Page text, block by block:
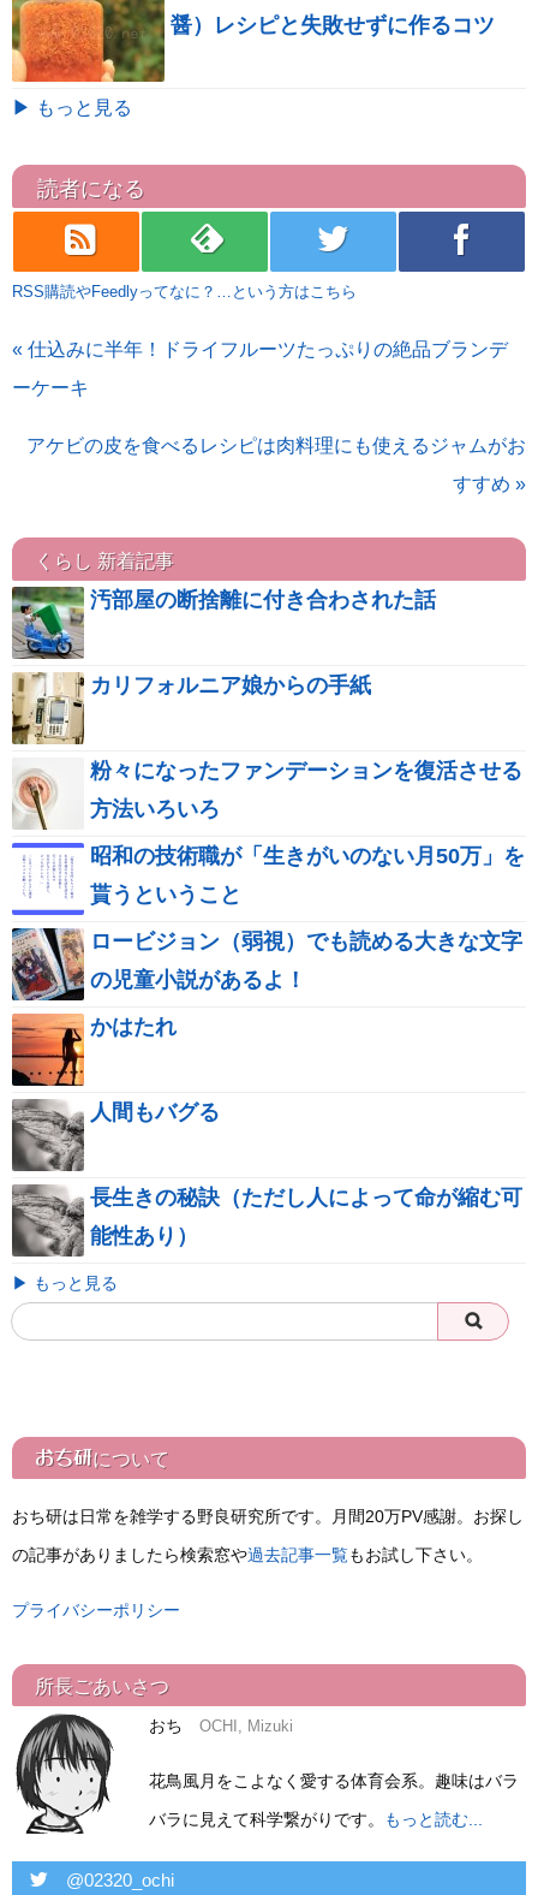
醤）レシピと失敗せずに作るコツ
▶ もっと見る
読者になる
rss feedly twitter facebook
RSS購読やFeedlyってなに？…という方はこちら
« 仕込みに半年！ドライフルーツたっぷりの絶品ブランデ
ーケーキ
アケビの皮を食べるレシピは肉料理にも使えるジャムがお
すすめ »
くらし 新着記事
汚部屋の断捨離に付き合わされた話
カリフォルニア娘からの手紙
粉々になったファンデーションを復活させる
方法いろいろ
昭和の技術職が「生きがいのない月50万」を
貰うということ
ロービジョン（弱視）でも読める大きな文字
の児童小説があるよ！
かはたれ
人間もバグる
長生きの秘訣（ただし人によって命が縮む可
能性あり）
▶ もっと見る
おち研について
おち研は日常を雑学する野良研究所です。月間20万PV感謝。お探し
の記事がありましたら検索窓や過去記事一覧もお試し下さい。
プライバシーポリシー
所長ごあいさつ
おち OCHI, Mizuki
花鳥風月をこよなく愛する体育会系。趣味はバラ
バラに見えて科学繋がりです。
もっと読む...
twitter @02320_ochi